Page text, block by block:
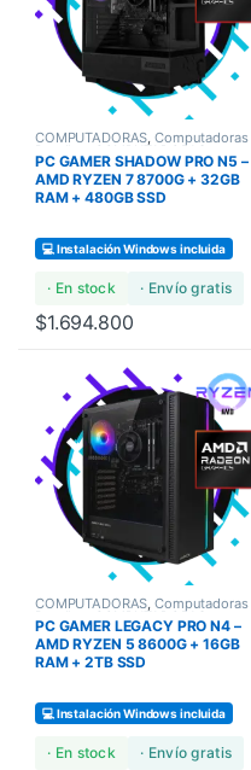
COMPUTADORAS,Computadoras
COMPUTADORAS
GAMERS
PC GAMER SHADOW PRO N5 –
AMD RYZEN 7 8700G + 32GB
RAM + 480GB SSD
💻 Instalación Windows incluida
· En stock · Envío gratis
$1.694.800
COMPUTADORAS ,Computadoras
COMPUTADORAS
GAMERS
PC GAMER LEGACY PRO N4 –
AMD RYZEN 5 8600G + 16GB
RAM + 2TB SSD
💻 Instalación Windows incluida
· En stock · Envío gratis